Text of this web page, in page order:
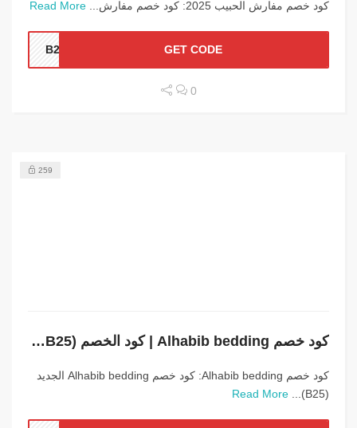
كود خصم مفارش الحبيب 2025: كود خصم مفارش... Read More
GET CODE
0
259
كود خصم Alhabib bedding | كود الخصم (B25) يوفر أعلي التخفيضات
كود خصم Alhabib bedding: كود خصم Alhabib bedding الجديد
(B25)...
Read More